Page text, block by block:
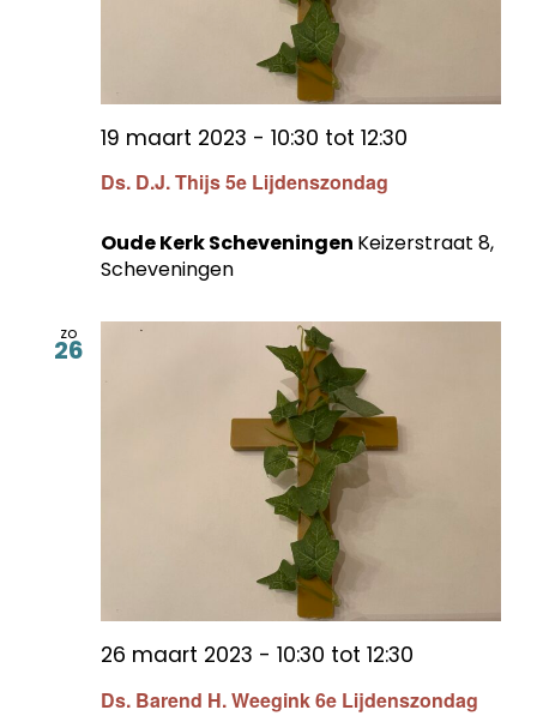
Ds. D.J. Thijs 5e Lijdenszondag
19 maart 2023 - 10:30 tot 12:30
Oude Kerk Scheveningen Keizerstraat 8,
Scheveningen
zo
26
Ds. Barend H. Weegink 6e Lijdenszondag
26 maart 2023 - 10:30 tot 12:30